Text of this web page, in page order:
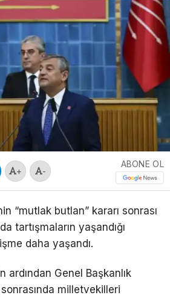
+ -
ABONE OL
“mutlak butlan” kararı sonrası
tartışmaların yaşandığı
daha yaşandı.
ardından Genel Başkanlık
milletvekilleri